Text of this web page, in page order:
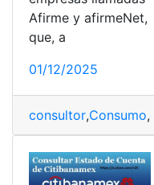
Afirme y afirmeNet,
que, a
01/12/2025
consultor,Consumo,